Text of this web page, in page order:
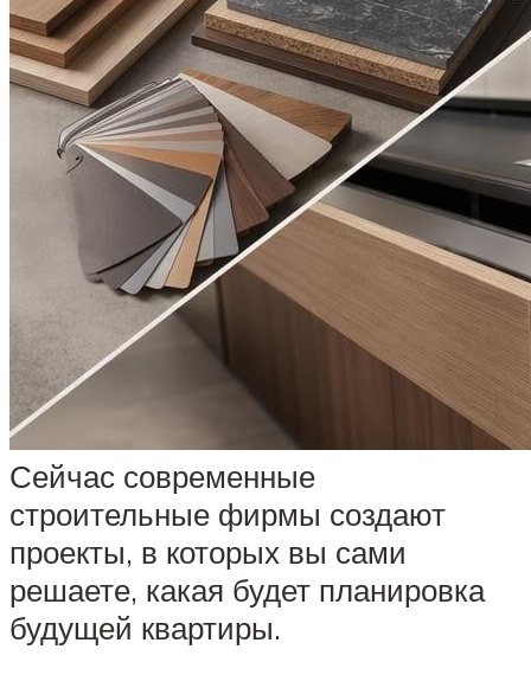
Сейчас современные
строительные фирмы создают
проекты, в которых вы сами
решаете, какая будет планировка
будущей квартиры.